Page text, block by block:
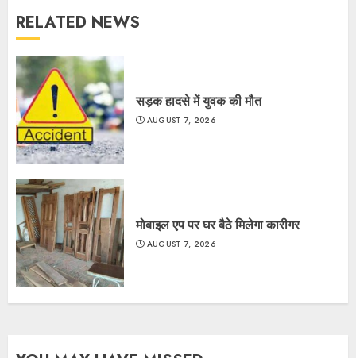
RELATED NEWS
सड़क हादसे में युवक की मौत
AUGUST 7, 2026
मोबाइल एप पर घर बैठे मिलेगा कारीगर
AUGUST 7, 2026